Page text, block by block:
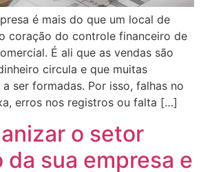
é mais do que um local de
coração do controle financeiro de
É ali que as vendas são
circula e que muitas
ser formadas. Por isso, falhas no
erros nos registros ou falta […]
o setor
sua empresa e